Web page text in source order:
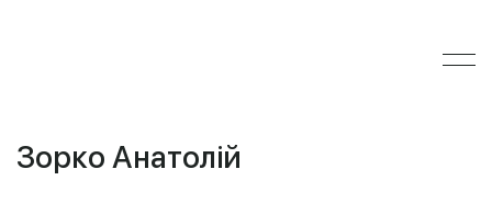
Зорко Анатолій